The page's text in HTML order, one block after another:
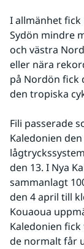
I allmänhet
Sydön mindre
och västra
eller nära
på Nordön fick
den tropiska
Fili passerade
Kaledonien
den 13. I Nya
sammanlagt
den 4 april till
Kouaoua
Kaledonien
de normalt får